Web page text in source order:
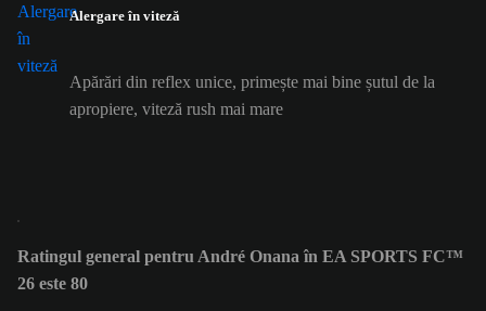
Alergare în viteză
Apărări din reflex unice, primește mai bine șutul de la
apropiere, viteză rush mai mare
Ratingul general pentru André Onana în EA SPORTS FC™
26 este 80